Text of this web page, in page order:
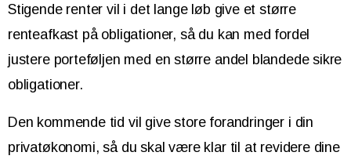
Stigende renter vil i det lange løb give et større
renteafkast på obligationer, så du kan med fordel
justere porteføljen med en større andel blandede sikre
obligationer.
Den kommende tid vil give store forandringer i din
privatøkonomi, så du skal være klar til at revidere dine